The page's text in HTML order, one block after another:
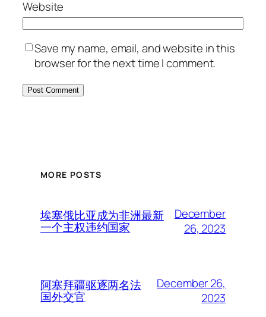
Website
Save my name, email, and website in this
browser for the next time I comment.
MORE POSTS
埃塞俄比亚成为非洲最新
一个主权违约国家
December
26, 2023
阿塞拜疆驱逐两名法
国外交官
December 26,
2023